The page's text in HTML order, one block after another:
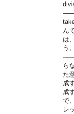
ん
は
う
ら
た
成
成
で
レ